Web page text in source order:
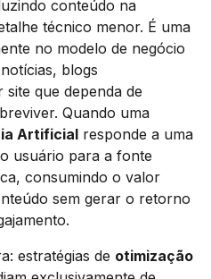
conteúdo na
técnico menor. É uma
no modelo de negócio
blogs
site que dependa de
Quando uma
Artificial responde a uma
usuário para a fonte
consumindo o valor
sem gerar o retorno
estratégias de otimização